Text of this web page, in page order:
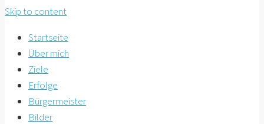
Skip to content
Startseite
Über mich
Ziele
Erfolge
Bürgermeister
Bilder